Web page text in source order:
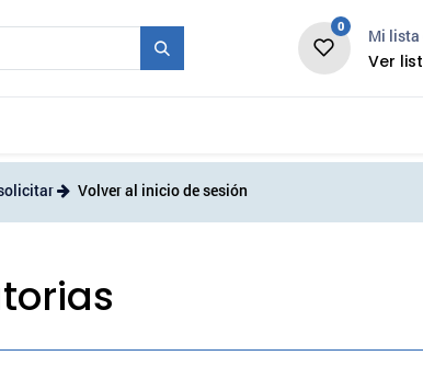
0 Mi lista
Ver
Volver al inicio de sesión